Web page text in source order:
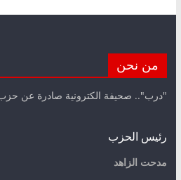
من نحن
"درب".. صحيفة الكترونية صادرة عن حزب
رئيس الحزب
مدحت الزاهد